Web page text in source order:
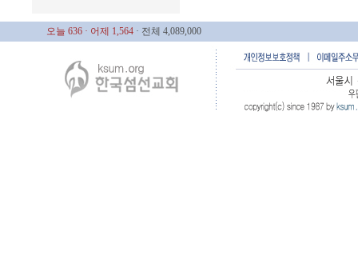
오늘 636 · 어제 1,564 · 전체 4,089,000